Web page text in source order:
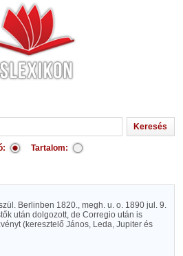
Tartalom:
Berlinben 1820., megh. u. o. 1890 jul. 9.
után dolgozott, de Corregio után is
(keresztelő János, Leda, Jupiter és